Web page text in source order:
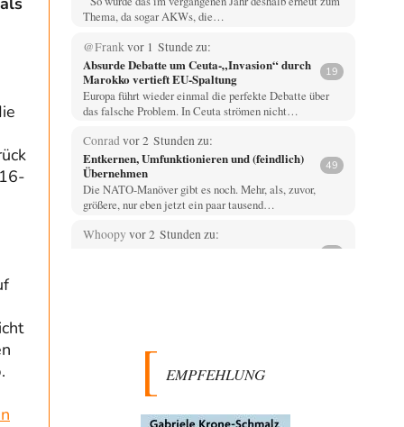
Thema, da sogar AKWs, die…
@Frank vor 1 Stunde zu:
Absurde Debatte um Ceuta-„Invasion“ durch
Marokko vertieft EU-Spaltung
19
Europa führt wieder einmal die perfekte Debatte über
das falsche Problem. In Ceuta strömen nicht…
Conradvor 2 Stunden zu:
Entkernen, Umfunktionieren und (feindlich)
Übernehmen
49
Die NATO-Manöver gibt es noch. Mehr, als, zuvor,
größere, nur eben jetzt ein paar tausend…
Whoopy vor 2 Stunden zu:
Lieber jjkoeln, im Gegensatz zu anderen Texten von
RdL, ist dieser explizit als "Glosse" ausgezeichnet.…
vor 9 Stunden zu:
Wacht Deutschland nun in dem Krieg auf,
EMPFEHLUNG